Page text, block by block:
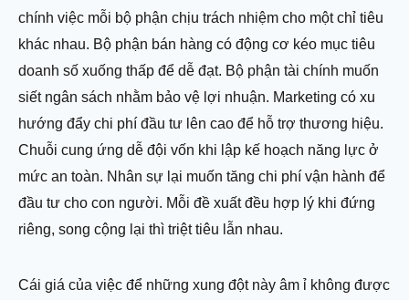
chính việc mỗi bộ phận chịu trách nhiệm cho một chỉ tiêu
khác nhau. Bộ phận bán hàng có động cơ kéo mục tiêu
doanh số xuống thấp để dễ đạt. Bộ phận tài chính muốn
siết ngân sách nhằm bảo vệ lợi nhuận. Marketing có xu
hướng đẩy chi phí đầu tư lên cao để hỗ trợ thương hiệu.
Chuỗi cung ứng dễ đội vốn khi lập kế hoạch năng lực ở
mức an toàn. Nhân sự lại muốn tăng chi phí vận hành để
đầu tư cho con người. Mỗi đề xuất đều hợp lý khi đứng
riêng, song cộng lại thì triệt tiêu lẫn nhau.
Cái giá của việc để những xung đột này âm ỉ không được